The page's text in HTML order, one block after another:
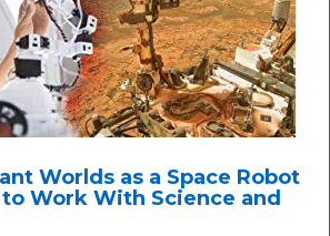
Worlds as a Space Robot
Work With Science and